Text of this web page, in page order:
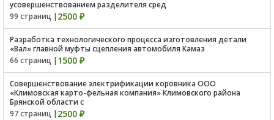
усовершенствованием разделителя сред
99 страниц | 2500 ₽
Разработка технологического процесса изготовления детали
«Вал» главной муфты сцепления автомобиля Камаз
66 страниц | 1500 ₽
Совершенствование электрификации коровника ООО
«Климовская карто-фельная компания» Климовского района
Брянской области с
97 страниц | 2500 ₽